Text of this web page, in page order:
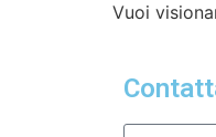
Vuoi